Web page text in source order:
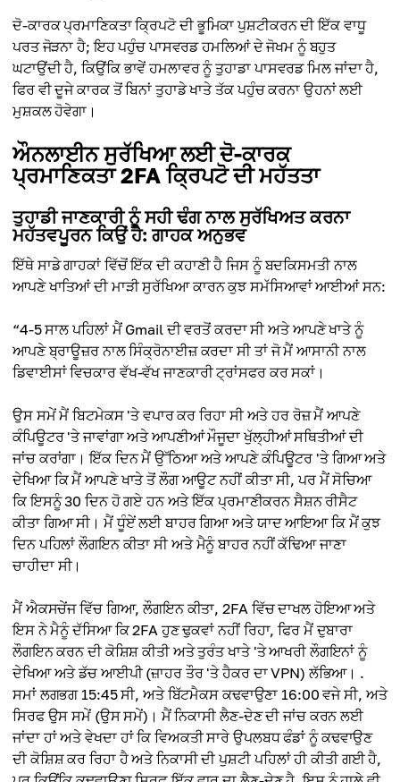
ਦੋ-ਕਾਰਕ ਪ੍ਰਮਾਣਿਕਤਾ ਕ੍ਰਿਪਟੋ ਦੀ ਭੂਮਿਕਾ ਪੁਸ਼ਟੀਕਰਨ ਦੀ ਇੱਕ ਵਾਧੂ
ਪਰਤ ਜੋੜਨਾ ਹੈ; ਇਹ ਪਹੁੰਚ ਪਾਸਵਰਡ ਹਮਲਿਆਂ ਦੇ ਜੋਖਮ ਨੂੰ ਬਹੁਤ
ਘਟਾਉਂਦੀ ਹੈ, ਕਿਉਂਕਿ ਭਾਵੇਂ ਹਮਲਾਵਰ ਨੂੰ ਤੁਹਾਡਾ ਪਾਸਵਰਡ ਮਿਲ ਜਾਂਦਾ ਹੈ,
ਫਿਰ ਵੀ ਦੂਜੇ ਕਾਰਕ ਤੋਂ ਬਿਨਾਂ ਤੁਹਾਡੇ ਖਾਤੇ ਤੱਕ ਪਹੁੰਚ ਕਰਨਾ ਉਹਨਾਂ ਲਈ
ਮੁਸ਼ਕਲ ਹੋਵੇਗਾ।
ਔਨਲਾਈਨ ਸੁਰੱਖਿਆ ਲਈ ਦੋ-ਕਾਰਕ
ਪ੍ਰਮਾਣਿਕਤਾ 2FA ਕ੍ਰਿਪਟੋ ਦੀ ਮਹੱਤਤਾ
ਤੁਹਾਡੀ ਜਾਣਕਾਰੀ ਨੂੰ ਸਹੀ ਢੰਗ ਨਾਲ ਸੁਰੱਖਿਅਤ ਕਰਨਾ
ਮਹੱਤਵਪੂਰਨ ਕਿਉਂ ਹੈ: ਗਾਹਕ ਅਨੁਭਵ
ਇੱਥੇ ਸਾਡੇ ਗਾਹਕਾਂ ਵਿੱਚੋਂ ਇੱਕ ਦੀ ਕਹਾਣੀ ਹੈ ਜਿਸ ਨੂੰ ਬਦਕਿਸਮਤੀ ਨਾਲ
ਆਪਣੇ ਖਾਤਿਆਂ ਦੀ ਮਾੜੀ ਸੁਰੱਖਿਆ ਕਾਰਨ ਕੁਝ ਸਮੱਸਿਆਵਾਂ ਆਈਆਂ ਸਨ:
“4-5 ਸਾਲ ਪਹਿਲਾਂ ਮੈਂ Gmail ਦੀ ਵਰਤੋਂ ਕਰਦਾ ਸੀ ਅਤੇ ਆਪਣੇ ਖਾਤੇ ਨੂੰ
ਆਪਣੇ ਬ੍ਰਾਊਜ਼ਰ ਨਾਲ ਸਿੰਕ੍ਰੋਨਾਈਜ਼ ਕਰਦਾ ਸੀ ਤਾਂ ਜੋ ਮੈਂ ਆਸਾਨੀ ਨਾਲ
ਡਿਵਾਈਸਾਂ ਵਿਚਕਾਰ ਵੱਖ-ਵੱਖ ਜਾਣਕਾਰੀ ਟ੍ਰਾਂਸਫਰ ਕਰ ਸਕਾਂ।
ਉਸ ਸਮੇਂ ਮੈਂ ਬਿਟਮੇਕਸ 'ਤੇ ਵਪਾਰ ਕਰ ਰਿਹਾ ਸੀ ਅਤੇ ਹਰ ਰੋਜ਼ ਮੈਂ ਆਪਣੇ
ਕੰਪਿਊਟਰ 'ਤੇ ਜਾਵਾਂਗਾ ਅਤੇ ਆਪਣੀਆਂ ਮੌਜੂਦਾ ਖੁੱਲ੍ਹੀਆਂ ਸਥਿਤੀਆਂ ਦੀ
ਜਾਂਚ ਕਰਾਂਗਾ। ਇੱਕ ਦਿਨ ਮੈਂ ਉੱਠਿਆ ਅਤੇ ਆਪਣੇ ਕੰਪਿਊਟਰ 'ਤੇ ਗਿਆ ਅਤੇ
ਦੇਖਿਆ ਕਿ ਮੈਂ ਆਪਣੇ ਖਾਤੇ ਤੋਂ ਲੌਗ ਆਊਟ ਨਹੀਂ ਕੀਤਾ ਸੀ, ਪਰ ਮੈਂ ਸੋਚਿਆ
ਕਿ ਇਸਨੂੰ 30 ਦਿਨ ਹੋ ਗਏ ਹਨ ਅਤੇ ਇੱਕ ਪ੍ਰਮਾਣੀਕਰਨ ਸੈਸ਼ਨ ਰੀਸੈਟ
ਕੀਤਾ ਗਿਆ ਸੀ। ਮੈਂ ਧੂੰਏਂ ਲਈ ਬਾਹਰ ਗਿਆ ਅਤੇ ਯਾਦ ਆਇਆ ਕਿ ਮੈਂ ਕੁਝ
ਦਿਨ ਪਹਿਲਾਂ ਲੌਗਇਨ ਕੀਤਾ ਸੀ ਅਤੇ ਮੈਨੂੰ ਬਾਹਰ ਨਹੀਂ ਕੱਢਿਆ ਜਾਣਾ
ਚਾਹੀਦਾ ਸੀ।
ਮੈਂ ਐਕਸਚੇਂਜ ਵਿੱਚ ਗਿਆ, ਲੌਗਇਨ ਕੀਤਾ, 2FA ਵਿੱਚ ਦਾਖਲ ਹੋਇਆ ਅਤੇ
ਇਸ ਨੇ ਮੈਨੂੰ ਦੱਸਿਆ ਕਿ 2FA ਹੁਣ ਢੁਕਵਾਂ ਨਹੀਂ ਰਿਹਾ, ਫਿਰ ਮੈਂ ਦੁਬਾਰਾ
ਲੌਗਇਨ ਕਰਨ ਦੀ ਕੋਸ਼ਿਸ਼ ਕੀਤੀ ਅਤੇ ਤੁਰੰਤ ਖਾਤੇ 'ਤੇ ਆਖਰੀ ਲੌਗਇਨਾਂ ਨੂੰ
ਦੇਖਿਆ ਅਤੇ ਡੱਚ ਆਈਪੀ (ਜ਼ਾਹਰ ਤੌਰ 'ਤੇ ਹੈਕਰ ਦਾ VPN) ਲੱਭਿਆ। .
ਸਮਾਂ ਲਗਭਗ 15:45 ਸੀ, ਅਤੇ ਬਿੱਟਮੈਕਸ ਕਢਵਾਉਣਾ 16:00 ਵਜੇ ਸੀ, ਅਤੇ
ਸਿਰਫ ਉਸ ਸਮੇਂ (ਉਸ ਸਮੇਂ)। ਮੈਂ ਨਿਕਾਸੀ ਲੈਣ-ਦੇਣ ਦੀ ਜਾਂਚ ਕਰਨ ਲਈ
ਜਾਂਦਾ ਹਾਂ ਅਤੇ ਵੇਖਦਾ ਹਾਂ ਕਿ ਵਿਅਕਤੀ ਸਾਰੇ ਉਪਲਬਧ ਫੰਡਾਂ ਨੂੰ ਕਢਵਾਉਣ
ਦੀ ਕੋਸ਼ਿਸ਼ ਕਰ ਰਿਹਾ ਹੈ ਅਤੇ ਨਿਕਾਸੀ ਦੀ ਪੁਸ਼ਟੀ ਪਹਿਲਾਂ ਹੀ ਕੀਤੀ ਗਈ ਹੈ,